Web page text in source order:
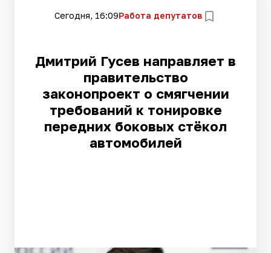
Сегодня, 16:09Работа депутатов
Дмитрий Гусев направляет в
правительство
законопроект о смягчении
требований к тонировке
передних боковых стёкол
автомобилей